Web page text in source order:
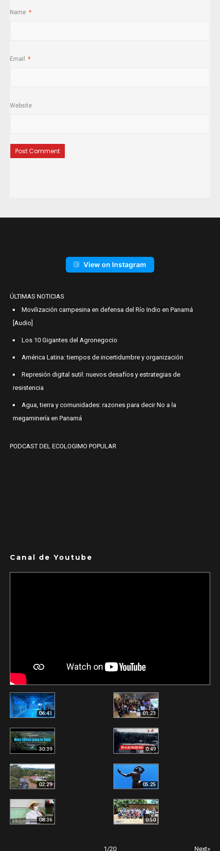
Name *
Email *
Website
View on Instagram
ÚLTIMAS NOTICIAS
Movilización campesina en defensa del Río Indio en Panamá
[Audio]
Los 10 Gigantes del Agronegocio
América Latina: tiempos de incertidumbre y organización
Represión digital sutil: nuevos desafíos y estrategias de
resistencia
Agua, tierra y comunidades: razones para decir No a la
megaminería en Panamá
PODCAST DEL ECOLOGIMO POPULAR
Canal de Youtube
06:41 01:23
30:39 0:49
02:29 05:25
08:36 0:50
1/20 Next»